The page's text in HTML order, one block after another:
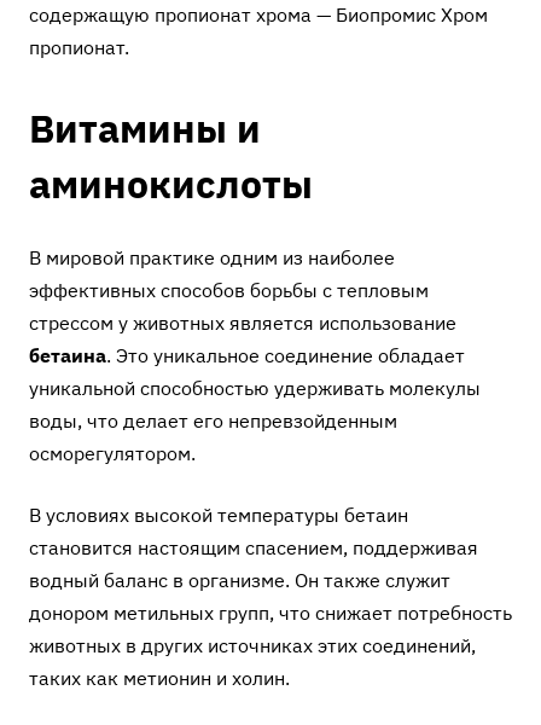
содержащую пропионат хрома — Биопромис Хром
пропионат.
Витамины и
аминокислоты
В мировой практике одним из наиболее
эффективных способов борьбы с тепловым
стрессом у животных является использование
бетаина. Это уникальное соединение обладает
уникальной способностью удерживать молекулы
воды, что делает его непревзойденным
осморегулятором.
В условиях высокой температуры бетаин
становится настоящим спасением, поддерживая
водный баланс в организме. Он также служит
донором метильных групп, что снижает потребность
животных в других источниках этих соединений,
таких как метионин и холин.